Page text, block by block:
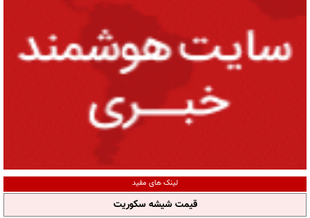
لینک های مفید
قیمت شیشه سکوریت